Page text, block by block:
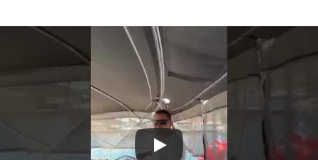
19/04/2024-2025- 09/05/2025 €4.750
10/05/2024-2025 - 30/05/2025 €5.100
31/05/2024-2025 - 27/06/2025 €5.400
28/06/2024-2025 - 18/07/2025 €5.100